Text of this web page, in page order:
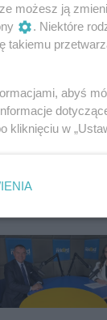
możesz ją
. Niektóre
takiemu
abyś
kliknięciu w